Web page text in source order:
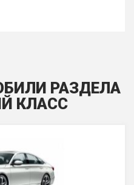
РАЗДЕЛА
КЛАСС